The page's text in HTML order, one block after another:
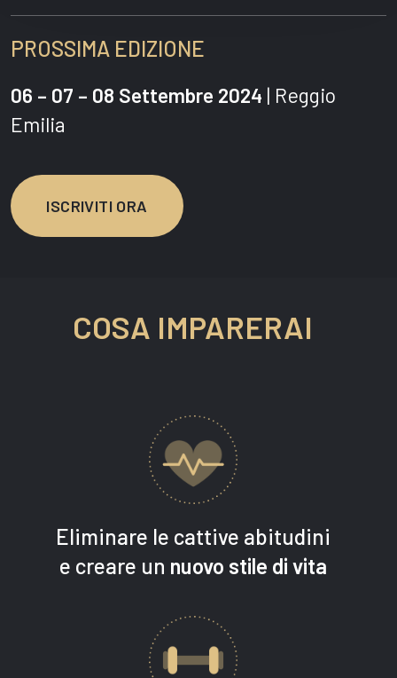
PROSSIMA EDIZIONE
06 – 07 – 08 Settembre 2024 | Reggio
Emilia
ISCRIVITI ORA
COSA IMPARERAI
Eliminare le cattive abitudini
e creare un nuovo stile di vita